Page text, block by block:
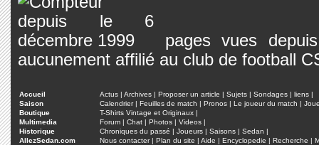
pages vues
aucunement affilié au club de football
Accueil Actus | Archives | Proposer un article | Sujets | Sondages | liens |
Saison
Calendrier| Feuilles de match | Pronos | Le joueur du match |
Boutique
T-Shirts Vintage et Originaux |
Multimedia
Forum | Chat | Photos | Videos |
Historique
Chroniques du passé | Joueurs | Saisons | Sedan |
AllezSedan.com
Nous contacter| Plan du site | Aide | Encyclopedie | Recherche |